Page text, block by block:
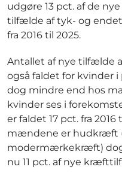
udgøre 13 pct. af de
tilfælde af tyk- og
fra 2016 til 2025.
Antallet af nye tilfælde
også faldet for kvinder i
dog mindre end hos
kvinder ses i
er faldet 17 pct. fra
mændene er hudkræft
modermærkekræft)
nu 11 pct. af nye